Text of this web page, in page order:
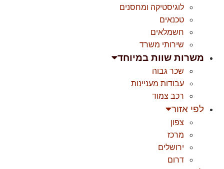
לוגיסטיקה ומחסנים
טכנאים
חשמלאים
שירותי משרד
משרות שוות במיוחד
שכר גבוה
עבודות מעניינות
רכב צמוד
לפי אזור
צפון
מרכז
ירושלים
דרום